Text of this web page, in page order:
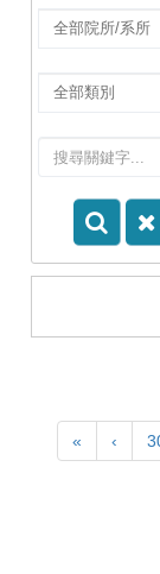
選
所/
所
選
別
« ‹